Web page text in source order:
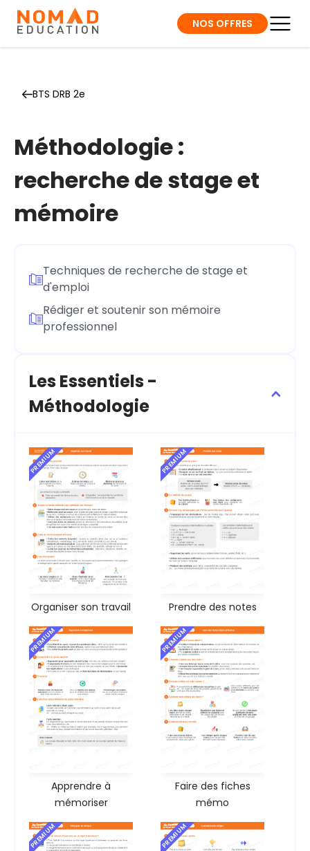
NOS OFFRES
BTS DRB 2e
Méthodologie :
recherche de stage et
mémoire
Techniques de recherche de stage et
d'emploi
Rédiger et soutenir son mémoire
professionnel
Les Essentiels -
Méthodologie
PREMIUM
Organiser son travail
PREMIUM
Prendre des notes
PREMIUM
Apprendre à
mémoriser
PREMIUM
Faire des fiches
mémo
PREMIUM PREMIUM